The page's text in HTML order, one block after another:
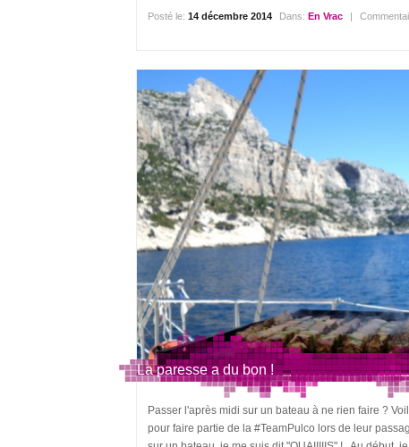
Posté le:14 décembre 2014 Dans: En Vrac
La paresse a du bon !
Passer l'après midi sur un bateau à ne rien faire ?
pour faire partie de la #TeamPulco lors de leur